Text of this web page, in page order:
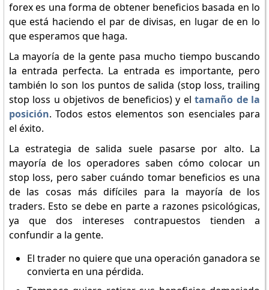
forex es una forma de obtener beneficios basada en lo
que está haciendo el par de divisas, en lugar de en lo
que esperamos que haga.
La mayoría de la gente pasa mucho tiempo buscando
la entrada perfecta. La entrada es importante, pero
también lo son los puntos de salida (stop loss, trailing
stop loss u objetivos de beneficios) y eltamaño de la
posición. Todos estos elementos son esenciales para
el éxito.
La estrategia de salida suele pasarse por alto. La
mayoría de los operadores saben cómo colocar un
stop loss, pero saber cuándo tomar beneficios es una
de las cosas más difíciles para la mayoría de los
traders. Esto se debe en parte a razones psicológicas,
ya que dos intereses contrapuestos tienden a
confundir a la gente.
El trader no quiere que una operación ganadora se
convierta en una pérdida.